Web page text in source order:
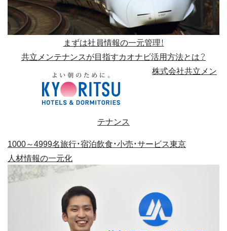
まずは社員情報の一元管理！
共立メンテナンスが目指すカオナビ活用方法とは？
株式会社共立メン
テナンス
1000～4999名旅行・宿泊飲食・小売・サービス東京
人材情報の一元化